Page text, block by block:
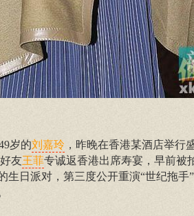
岁的刘嘉玲 ，昨晚在香港某酒店举行
友王菲专诚返香港出席寿宴，早前被
生日派对，第三度公开重演“世纪拖